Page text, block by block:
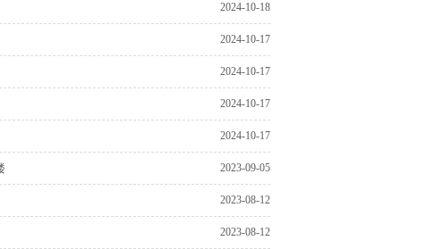
2024-10-18
2024-10-17
2024-10-17
2024-10-17
2024-10-17
2023-09-05
2023-08-12
2023-08-12